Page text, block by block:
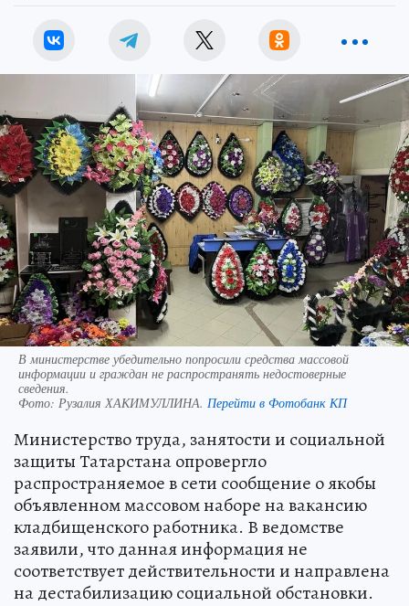
В министерстве убедительно попросили средства массовой
информации и граждан не распространять недостоверные
сведения.
Фото: Рузалия ХАКИМУЛЛИНА. Перейти в Фотобанк КП
Министерство труда, занятости и социальной
защиты Татарстана опровергло
распространяемое в сети сообщение о якобы
объявленном массовом наборе на вакансию
кладбищенского работника. В ведомстве
заявили, что данная информация не
соответствует действительности и направлена
на дестабилизацию социальной обстановки.